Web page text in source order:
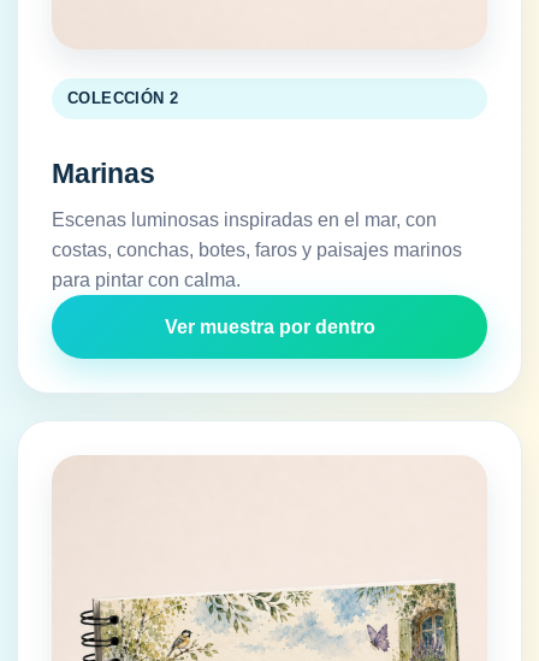
COLECCIÓN 2
Marinas
Escenas luminosas inspiradas en el mar, con
costas, conchas, botes, faros y paisajes marinos
para pintar con calma.
Ver muestra por dentro